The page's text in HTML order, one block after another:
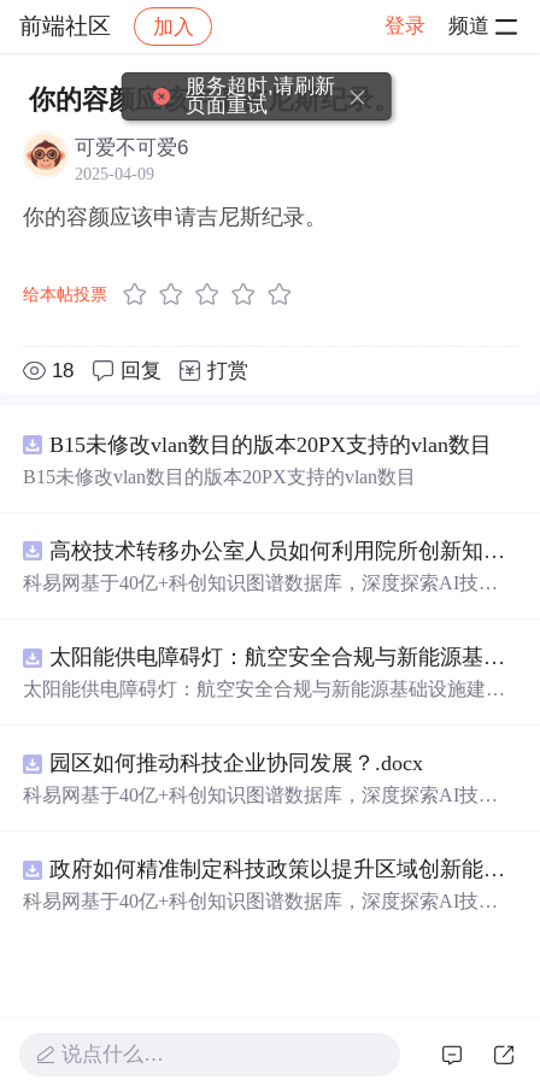
前端社区 加入 登录 频道
社区 前端社区 感慨 帖子详情
你的容颜应该申请吉尼斯纪录。
可爱不可爱6
2025-04-09
你的容颜应该申请吉尼斯纪录。
给本帖投票
18 回复 打赏
B15未修改vlan数目的版本20PX支持的vlan数目
B15未修改vlan数目的版本20PX支持的vlan数目
高校技术转移办公室人员如何利用院所创新知识图谱发现技术转化瓶颈？.docx
科易网基于40亿+科创知识图谱数据库，深度探索AI技术
新领域的AI+数智化解决方案，推动科技创新与产业创新
智能化发展。
太阳能供电障碍灯：航空安全合规与新能源基础设施建设驱动的离网照明市场.docx
太阳能供电障碍灯：航空安全合规与新能源基础设施建设
园区如何推动科技企业协同发展？.docx
科易网基于40亿+科创知识图谱数据库，深度探索AI技术
新领域的AI+数智化解决方案，推动科技创新与产业创新
智能化发展。
政府如何精准制定科技政策以提升区域创新能力？.docx
科易网基于40亿+科创知识图谱数据库，深度探索AI技术
说点什么…
服务超时,请刷新
页面重试